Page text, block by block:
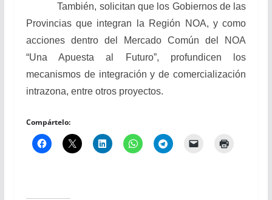
También, solicitan que los Gobiernos de las
Provincias que integran la Región NOA, y como
acciones dentro del Mercado Común del NOA
“Una Apuesta al Futuro”, profundicen los
mecanismos de integración y de comercialización
intrazona, entre otros proyectos.
Compártelo: